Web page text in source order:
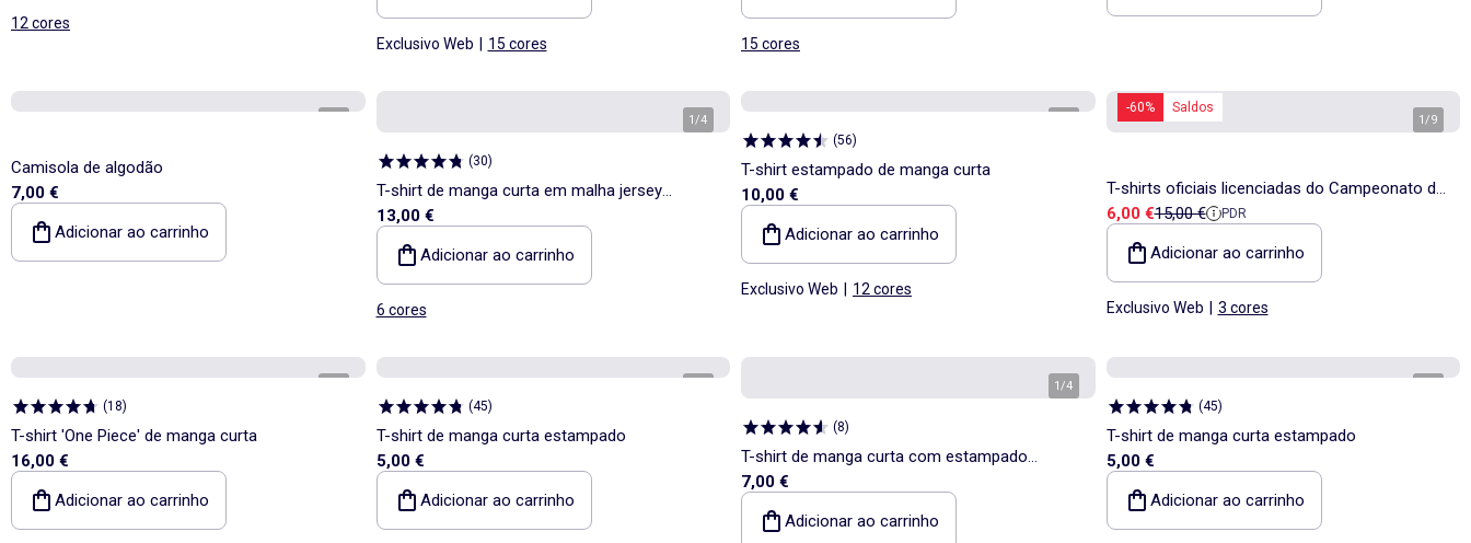
12 cores
Exclusivo Web 15 cores 15 cores
Camisola de algodão
7,00 €
Adicionar ao carrinho
1/4
(30)
T-shirt de manga curta em malha jersey
fantasia
13,00 €
Adicionar ao carrinho
6 cores
(56)
T-shirt estampado de manga curta
10,00 €
Adicionar ao carrinho
Exclusivo Web 12 cores
-60% Saldos
1/9
T-shirts oficiais licenciadas do Campeonato do
Mundo da FIFA 26™ - Itália
Preço de venda
6,00 €Preço de referência
15,00 € PDR
Adicionar ao carrinho
Exclusivo Web 3 cores
(18)
T-shirt 'One Piece' de manga curta
16,00 €
Adicionar ao carrinho
(45)
T-shirt de manga curta estampado
5,00 €
Adicionar ao carrinho
1/4
(8)
T-shirt de manga curta com estampado
fantasia
7,00 €
Adicionar ao carrinho
(45)
T-shirt de manga curta estampado
5,00 €
Adicionar ao carrinho